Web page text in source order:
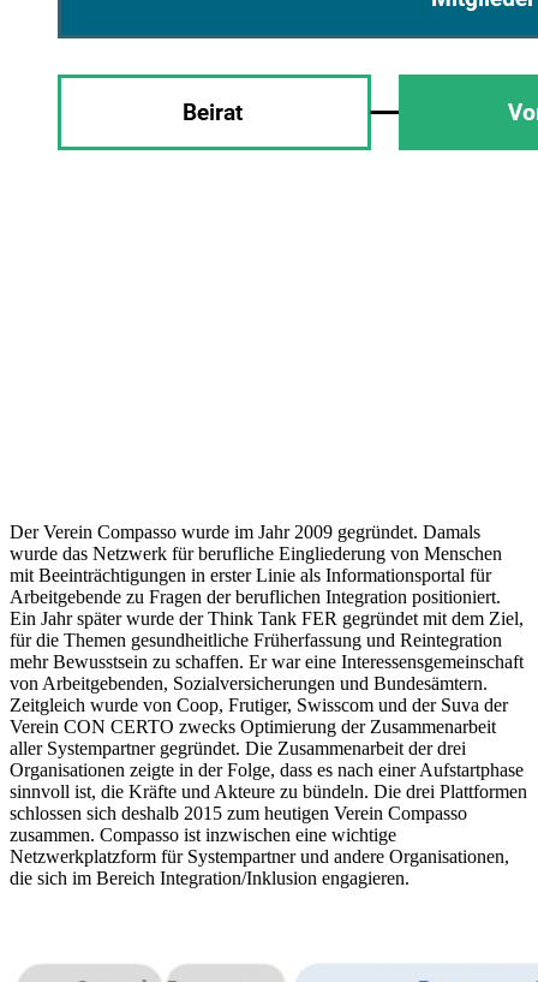
Der Verein Compasso wurde im Jahr 2009 gegründet. Damals
wurde das Netzwerk für berufliche Eingliederung von Menschen
mit Beeinträchtigungen in erster Linie als Informationsportal für
Arbeitgebende zu Fragen der beruflichen Integration positioniert.
Ein Jahr später wurde der Think Tank FER gegründet mit dem Ziel,
für die Themen gesundheitliche Früherfassung und Reintegration
mehr Bewusstsein zu schaffen. Er war eine Interessensgemeinschaft
von Arbeitgebenden, Sozialversicherungen und Bundesämtern.
Zeitgleich wurde von Coop, Frutiger, Swisscom und der Suva der
Verein CON CERTO zwecks Optimierung der Zusammenarbeit
aller Systempartner gegründet. Die Zusammenarbeit der drei
Organisationen zeigte in der Folge, dass es nach einer Aufstartphase
sinnvoll ist, die Kräfte und Akteure zu bündeln. Die drei Plattformen
schlossen sich deshalb 2015 zum heutigen Verein Compasso
zusammen. Compasso ist inzwischen eine wichtige
Netzwerkplatzform für Systempartner und andere Organisationen,
die sich im Bereich Integration/Inklusion engagieren.